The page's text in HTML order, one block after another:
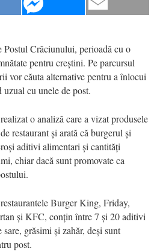
Crăciunului, perioadă cu o
pentru creștini. Pe parcursul
vor căuta alternative pentru a înlocui
cu unele de post.
o analiză care a vizat produsele
restaurant și arată că burgerul și
aditivi alimentari și cantități
chiar dacă sunt promovate ca
Burger King, Friday,
și KFC, conțin între 7 și 20 aditivi
grăsimi și zahăr, deși sunt
post.